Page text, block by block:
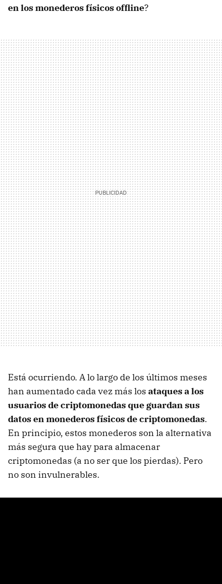
en los monederos físicos offline?
Está ocurriendo. A lo largo de los últimos meses
han aumentado cada vez más los ataques a los
usuarios de criptomonedas que guardan sus
datos en monederos físicos de criptomonedas.
En principio, estos monederos son la alternativa
más segura que hay para almacenar
criptomonedas (a no ser que los pierdas). Pero
no son invulnerables.